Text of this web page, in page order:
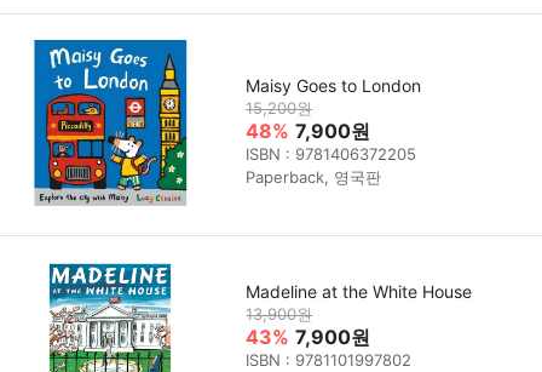
Maisy Goes to London
15,200원
48% 7,900원
ISBN : 9781406372205
Paperback, 영국판
Madeline at the White House
13,900원
43% 7,900원
ISBN : 9781101997802